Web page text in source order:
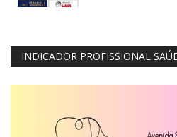
INDICADOR PROFISSIONAL